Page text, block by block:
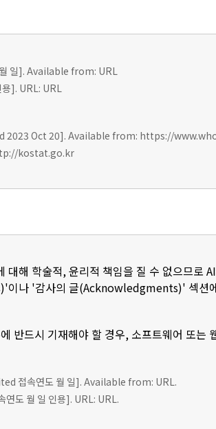
일]. Available from: URL
용]. URL: URL
2023 Oct 20]. Available from: https://
kostat.go.kr
해 학술적, 윤리적 책임을 질 수 없으므로
이나 '감사의 글(Acknowledgments)' 섹션
반드시 기재해야 할 경우, 소프트웨어 또는
접속연도 월 일]. Available from: URL.
연도 월 일 인용]. URL: URL.